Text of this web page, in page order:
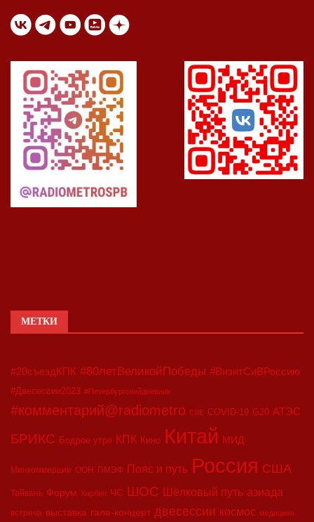
МЕТКИ
#20съездКПК #80летВеликойПобеды #ВизитСиВРоссию
#Двесессии2023 #Петербургскийдневник
#комментарий@radiometro CIIE COVID-19 G20 АТЭС
БРИКС Бодрое утро КПК Кино Китай МИД
Минкоммерции ООН ПМЭФ Пояс и путь Россия США
Тайвань Форум Харбин ЧС ШОС Шёлковый путь азиада
встреча выставка гала-концерт двесессии космос медицина